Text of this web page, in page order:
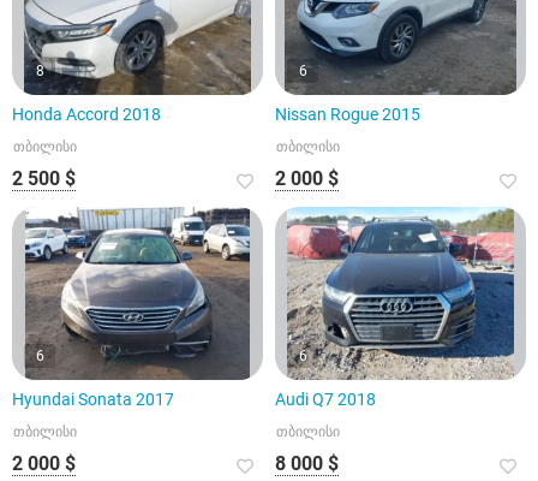
8
Honda Accord 2018
თბილისი
2 500 $
6
Nissan Rogue 2015
თბილისი
2 000 $
6
Hyundai Sonata 2017
თბილისი
2 000 $
6
Audi Q7 2018
თბილისი
8 000 $